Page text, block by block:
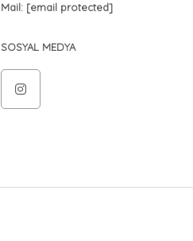
Mail: [email protected]
SOSYAL MEDYA